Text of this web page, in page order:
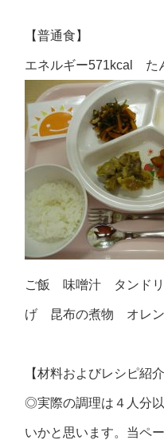
【普通食】
エネルギー571kcal た
ご飯 味噌汁 タンド
げ 昆布の煮物 オレ
【材料およびレシピ紹介
◎実際の調理は４人分
いかと思います。当ペ